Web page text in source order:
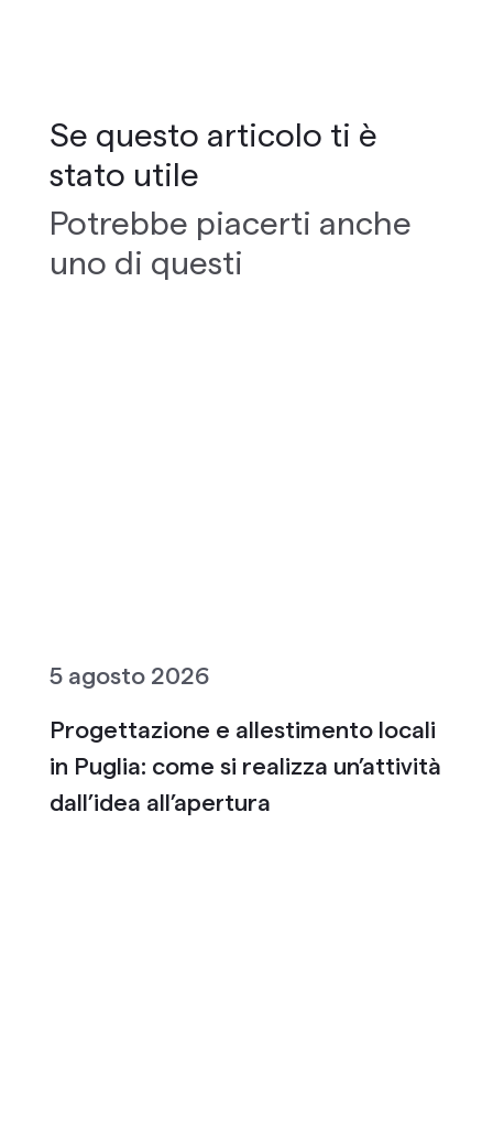
Se questo articolo ti è
stato utile
Potrebbe piacerti anche
uno di questi
5 agosto 2026
Progettazione e allestimento locali
in Puglia: come si realizza un’attività
dall’idea all’apertura